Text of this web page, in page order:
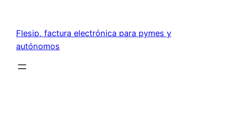
contenido
Flesip, factura electrónica para pymes y
autónomos